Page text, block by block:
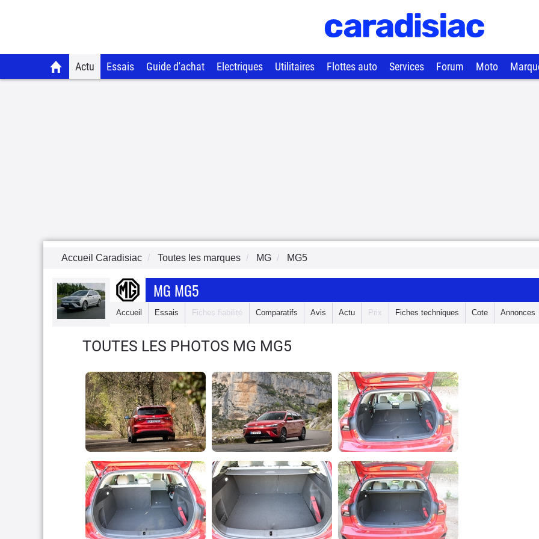
Actu Essais Guide d'achat Electriques Utilitaires Flottes auto Services Forum Moto
Accueil Caradisiac Toutes les marques MG MG5
MG MG5
Accueil Essais Fiches fiabilité Comparatifs Avis Actu Prix Fiches techniques Cote Annonces
TOUTES LES PHOTOS MG MG5